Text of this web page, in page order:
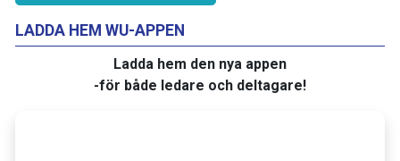
LADDA HEM WU-APPEN
Ladda hem den nya appen
-för både ledare och deltagare!